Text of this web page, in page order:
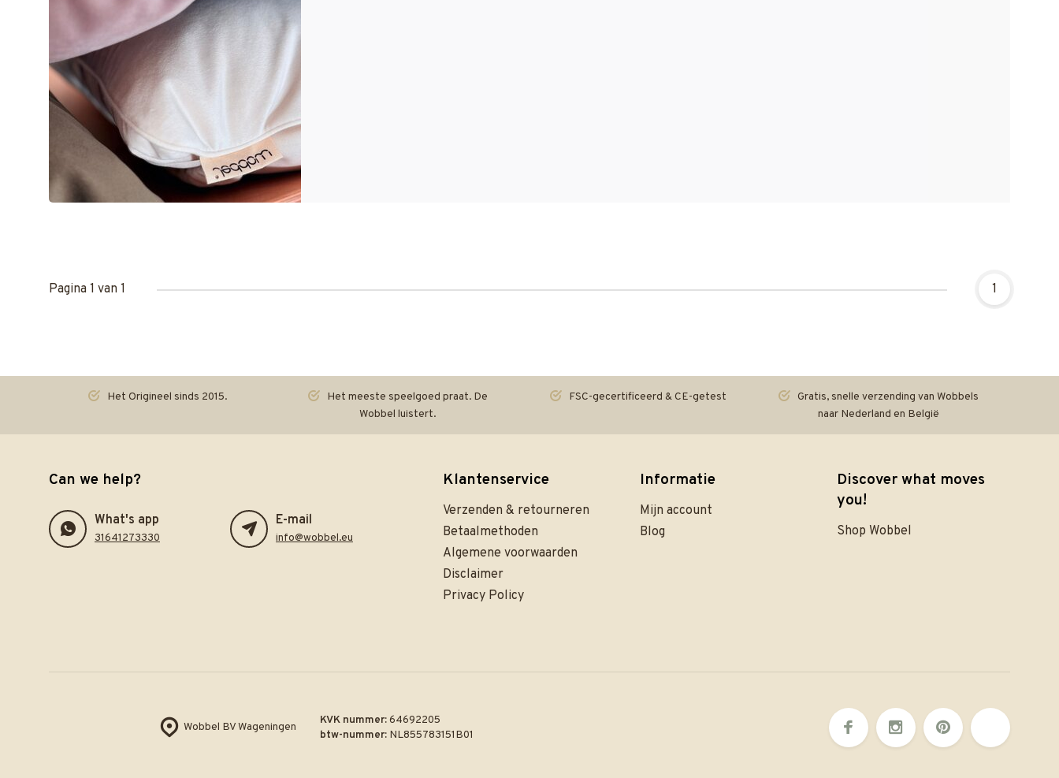
Pagina 1 van 1 1
Het Origineel sinds 2015.
Het meeste speelgoed praat. De
Wobbel luistert.
FSC-gecertificeerd & CE-getest
Gratis, snelle verzending van Wobbels
naar Nederland en België
Can we help?
What's app
31641273330
E-mail
info@wobbel.eu
Klantenservice
Verzenden & retourneren
Betaalmethoden
Algemene voorwaarden
Disclaimer
Privacy Policy
Informatie
Mijn account
Blog
Discover what moves
you!
Shop Wobbel
Wobbel BV Wageningen KVK nummer:64692205
btw-nummer: NL855783151B01